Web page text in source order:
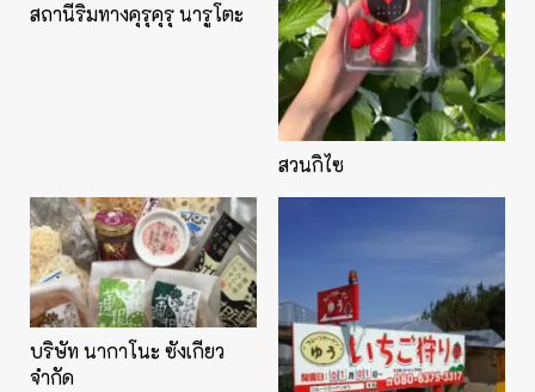
สถานีริมทางคุรุคุรุ นารูโตะ
สวนกิไซ
บริษัท นากาโนะ ซังเกียว
จำกัด